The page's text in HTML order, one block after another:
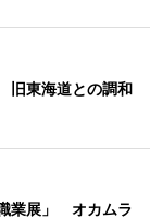
旧東海道との調和
業展」 オカムラ